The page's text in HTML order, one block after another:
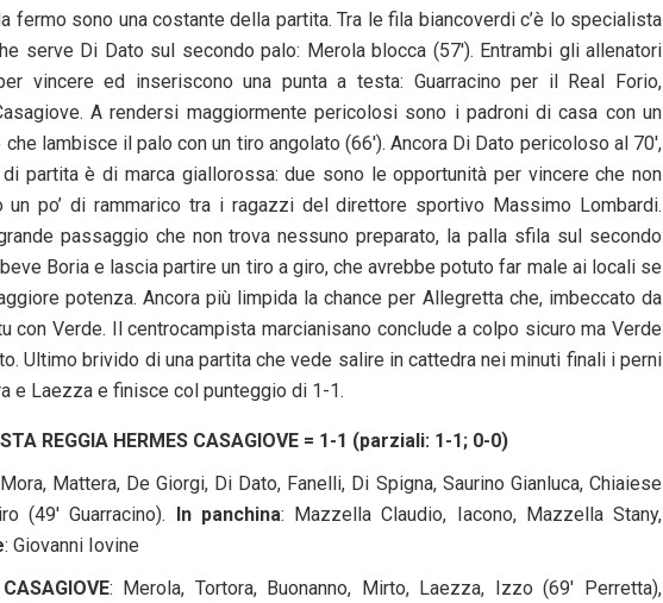
fermo sono una costante della partita. Tra le fila biancoverdi c’è lo specialista
serve Di Dato sul secondo palo: Merola blocca (57′). Entrambi gli allenatori
vincere ed inseriscono una punta a testa: Guarracino per il Real Forio,
A rendersi maggiormente pericolosi sono i padroni di casa con un
lambisce il palo con un tiro angolato (66′). Ancora Di Dato pericoloso al 70′,
partita è di marca giallorossa: due sono le opportunità per vincere che non
un po’ di rammarico tra i ragazzi del direttore sportivo Massimo Lombardi.
passaggio che non trova nessuno preparato, la palla sfila sul secondo
Boria e lascia partire un tiro a giro, che avrebbe potuto far male ai locali se
potenza. Ancora più limpida la chance per Allegretta che, imbeccato da
con Verde. Il centrocampista marcianisano conclude a colpo sicuro ma Verde
Ultimo brivido di una partita che vede salire in cattedra nei minuti finali i perni
e Laezza e finisce col punteggio di 1-1.
REGGIA HERMES CASAGIOVE = 1-1 (parziali: 1-1; 0-0)
Mattera, De Giorgi, Di Dato, Fanelli, Di Spigna, Saurino Gianluca, Chiaiese
(49′ Guarracino). In panchina: Mazzella Claudio, Iacono, Mazzella Stany,
: Giovanni Iovine
: Merola, Tortora, Buonanno, Mirto, Laezza, Izzo (69′ Perretta),